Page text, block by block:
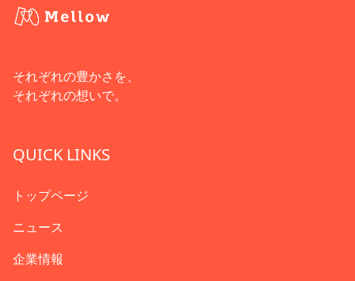
それぞれの豊かさを、
それぞれの想いで。
QUICK LINKS
トップページ
ニュース
企業情報